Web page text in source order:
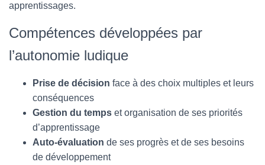
apprentissages.
Compétences développées par
l’autonomie ludique
Prise de décision face à des choix multiples et leurs
conséquences
Gestion du temps et organisation de ses priorités
d’apprentissage
Auto-évaluation de ses progrès et de ses besoins
de développement